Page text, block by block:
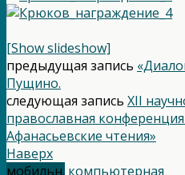
[Show slideshow]
предыдущая запись
Пущино.
следующая запись XII
православная
Афанасьевские чтения»
Наверх
мобильн. компьютерная